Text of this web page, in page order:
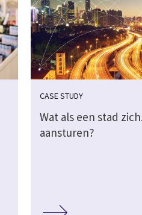
CASE STUDY
Wat als een stad
aansturen?